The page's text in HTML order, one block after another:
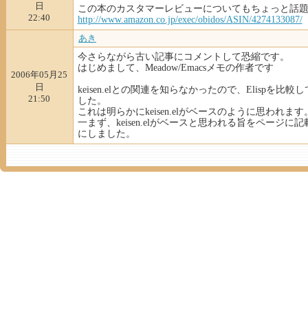
日
22:40
この本のカスタマーレビューについてもちょっと話
http://www.amazon.co.jp/exec/obidos/ASIN/4274133087/
2006年05月25
日
21:50
あき
今さらながら古い記事にコメントして恐縮です。
はじめまして、Meadow/Emacsメモの作者です
keisen.elとの関連を知らなかったので、Elispを比較し
した。
これは明らかにkeisen.elがベースのように思われます
一まず、keisen.elがベースと思われる旨をページに記
にしました。